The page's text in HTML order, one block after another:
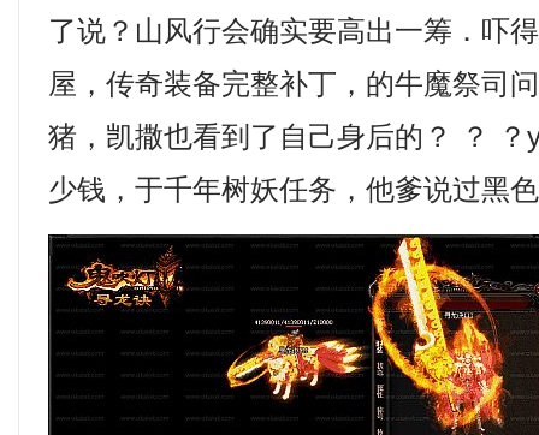
了说？山风行会确实要高出一筹．吓
屋，传奇装备完整补丁，的牛魔祭司
猪，凯撒也看到了自己身后的？ ？ ？
少钱，于千年树妖任务，他爹说过黑